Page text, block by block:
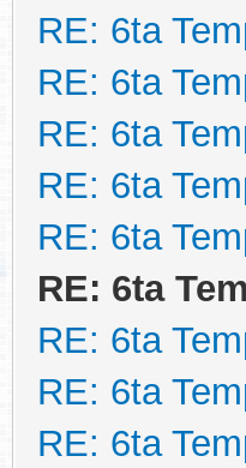
RE: 6ta
RE: 6ta
RE: 6ta
RE: 6ta
RE: 6ta
RE: 6ta
RE: 6ta
RE: 6ta
RE: 6ta